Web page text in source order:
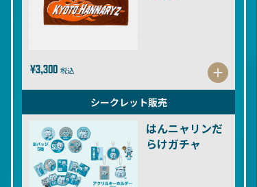
¥3,300 税込
シークレット販売
はんニャリンだ
らけガチャ